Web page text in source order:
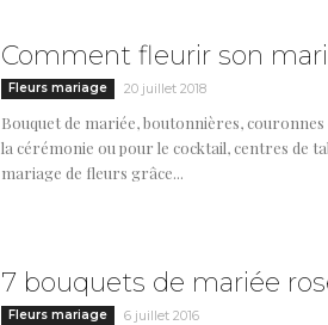
Comment fleurir son
Fleurs mariage 20 juillet 2018
Bouquet de mariée, boutonnières,
la cérémonie ou pour le cocktail, centres de
mariage de fleurs grâce...
7 bouquets de mariée
Fleurs mariage 6 juillet 2016